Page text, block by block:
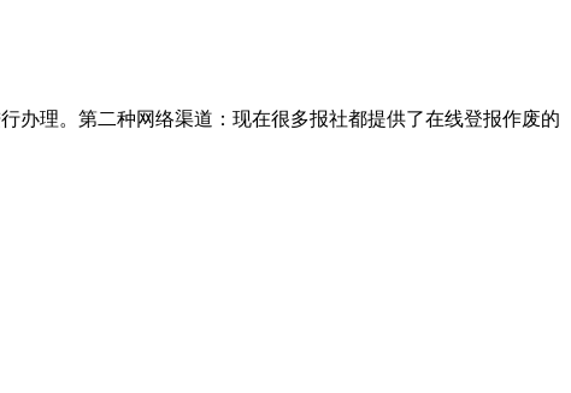
办理。第二种网络渠道：现在很多报社都提供了在线登报作废的